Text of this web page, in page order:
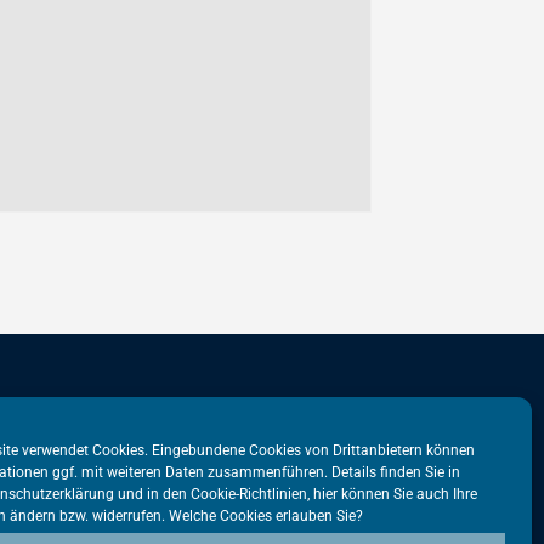
verwendet Cookies. Eingebundene Cookies von Drittanbietern können
ggf. mit weiteren Daten zusammenführen. Details finden Sie in
und in den Cookie-Richtlinien, hier können Sie auch Ihre
ändern bzw. widerrufen. Welche Cookies erlauben Sie?
31
VATM-Büro Brüssel
„House of Competition“
Rue de Trèves 49-51